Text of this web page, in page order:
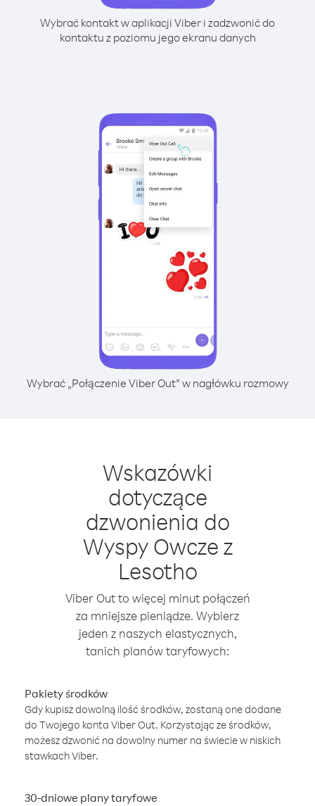
Wybrać kontakt w aplikacji Viber i zadzwonić do
kontaktu z poziomu jego ekranu danych
Wybrać „Połączenie Viber Out” w nagłówku rozmowy
Wskazówki
dotyczące
dzwonienia do
Wyspy Owcze z
Lesotho
Viber Out to więcej minut połączeń
za mniejsze pieniądze. Wybierz
jeden z naszych elastycznych,
tanich planów taryfowych:
Pakiety środków
Gdy kupisz dowolną ilość środków, zostaną one dodane
do Twojego konta Viber Out. Korzystając ze środków,
możesz dzwonić na dowolny numer na świecie w niskich
stawkach Viber.
30-dniowe plany taryfowe